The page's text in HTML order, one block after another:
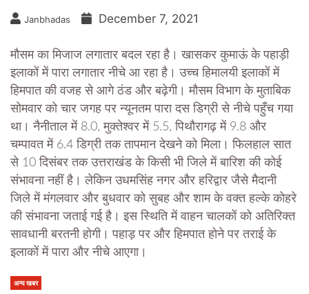
Janbhadas December 7, 2021
मौसम का मिजाज लगातार बदल रहा है। खासकर कुमाऊं के पहाड़ी
इलाकों में पारा लगातार नीचे आ रहा है। उच्च हिमालयी इलाकों में
हिमपात की वजह से आगे ठंड और बढ़ेगी। मौसम विभाग के मुताबिक
सोमवार को चार जगह पर न्यूनतम पारा दस डिग्री से नीचे पहुँच गया
था। नैनीताल में 8.0, मुक्तेश्वर में 5.5, पिथौरागढ़ में 9.8 और
चम्पावत में 6.4 डिग्री तक तापमान देखने को मिला। फिलहाल सात
से 10 दिसंबर तक उत्तराखंड के किसी भी जिले में बारिश की कोई
संभावना नहीं है। लेकिन उधमसिंह नगर और हरिद्वार जैसे मैदानी
जिले में मंगलवार और बुधवार को सुबह और शाम के वक्त हल्के कोहरे
की संभावना जताई गई है। इस स्थिति में वाहन चालकों को अतिरिक्त
सावधानी बरतनी होगी। पहाड़ पर और हिमपात होने पर तराई के
इलाकों में पारा और नीचे आएगा।
अन्य खबर